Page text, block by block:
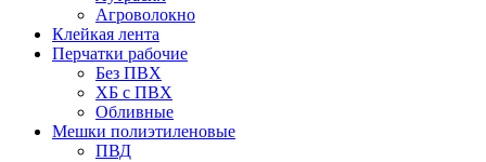
Агроволокно
Клейкая лента
Перчатки рабочие
Без ПВХ
ХБ с ПВХ
Обливные
Мешки полиэтиленовые
ПВД